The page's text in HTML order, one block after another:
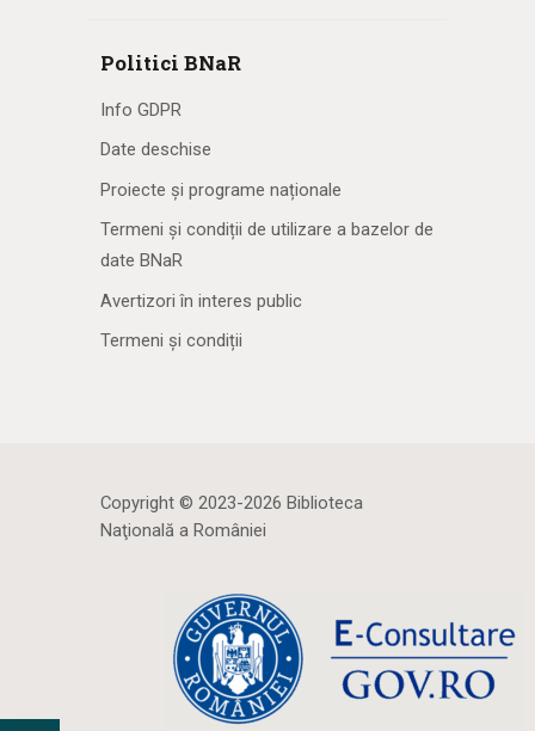
Politici BNaR
Info GDPR
Date deschise
Proiecte și programe naționale
Termeni și condiții de utilizare a bazelor de
date BNaR
Avertizori în interes public
Termeni și condiții
Copyright © 2023-2026 Biblioteca
Naţională a României